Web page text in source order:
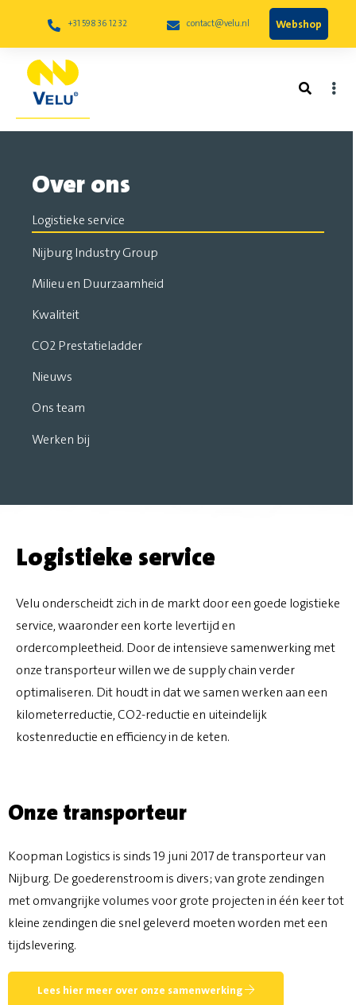
+31 598 36 12 32 contact@velu.nl Webshop
Over ons
Logistieke service
Nijburg Industry Group
Milieu en Duurzaamheid
Kwaliteit
CO2 Prestatieladder
Nieuws
Ons team
Werken bij
Logistieke service
Velu onderscheidt zich in de markt door een goede logistieke
service, waaronder een korte levertijd en
ordercompleetheid. Door de intensieve samenwerking met
onze transporteur willen we de supply chain verder
optimaliseren. Dit houdt in dat we samen werken aan een
kilometerreductie, CO2-reductie en uiteindelijk
kostenreductie en efficiency in de keten.
Onze transporteur
Koopman Logistics is sinds 19 juni 2017 de transporteur van
Nijburg. De goederenstroom is divers; van grote zendingen
met omvangrijke volumes voor grote projecten in één keer tot
kleine zendingen die snel geleverd moeten worden met een
tijdslevering.
Lees hier meer over onze samenwerking